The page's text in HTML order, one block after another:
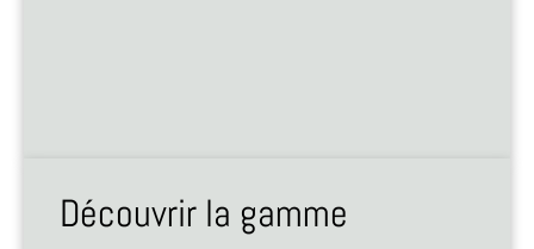
Découvrir la gamme